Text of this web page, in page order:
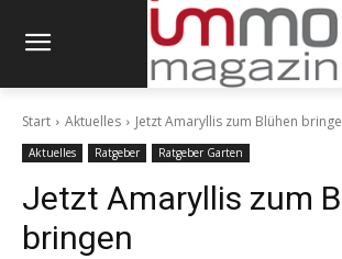
Start Aktuelles Jetzt Amaryllis zum Blühen
Aktuelles Ratgeber Ratgeber Garten
Jetzt Amaryllis zum
bringen